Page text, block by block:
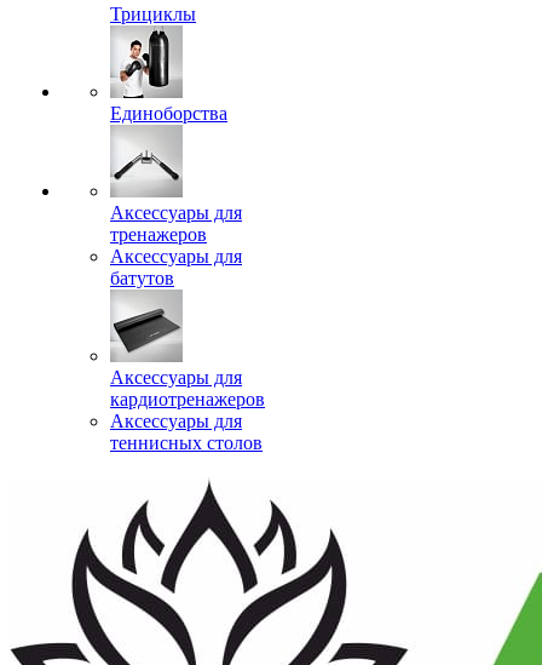
Трициклы
Единоборства
Аксессуары для
тренажеров
Аксессуары для
батутов
Аксессуары для
кардиотренажеров
Аксессуары для
теннисных столов